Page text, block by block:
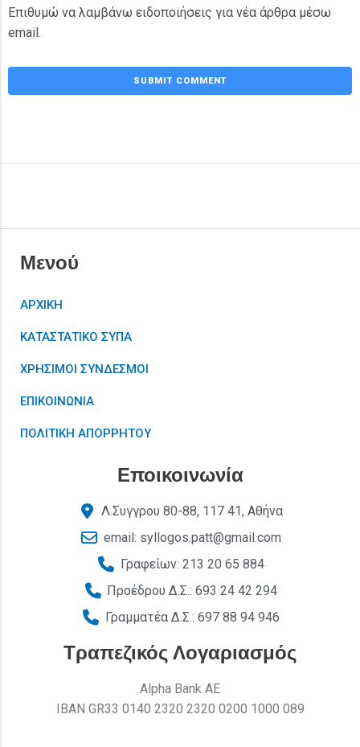
Επιθυμώ να λαμβάνω ειδοποιήσεις για νέα άρθρα μέσω
email.
Μενού
ΑΡΧΙΚΗ
ΚΑΤΑΣΤΑΤΙΚΟ ΣΥΠΑ
ΧΡΗΣΙΜΟΙ ΣΥΝΔΕΣΜΟΙ
ΕΠΙΚΟΙΝΩΝΙΑ
ΠΟΛΙΤΙΚΗ ΑΠΟΡΡΗΤΟΥ
Εποικοινωνία
Λ.Συγγρου 80-88, 117 41, Αθήνα
email: syllogos.patt@gmail.com
Γραφείων: 213 20 65 884
Προέδρου Δ.Σ.: 693 24 42 294
Γραμματέα Δ.Σ.: 697 88 94 946
Τραπεζικός Λογαριασμός
Alpha Bank AE
ΙΒΑΝ GR33 0140 2320 2320 0200 1000 089